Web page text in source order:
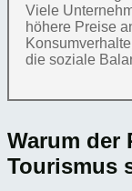
Viele
höhere Preise
die soziale
Warum der
Tourismus